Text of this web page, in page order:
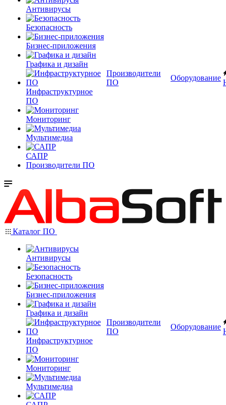
Антивирусы
Безопасность
Бизнес-приложения
Графика и дизайн
Инфраструктурное
ПО
Мониторинг
Мультимедиа
САПР
Производители ПО
Производители
ПО
Оборудование
Каталог ПО
Антивирусы
Безопасность
Бизнес-приложения
Графика и дизайн
Инфраструктурное
ПО
Мониторинг
Мультимедиа
Производители
ПО
Оборудование